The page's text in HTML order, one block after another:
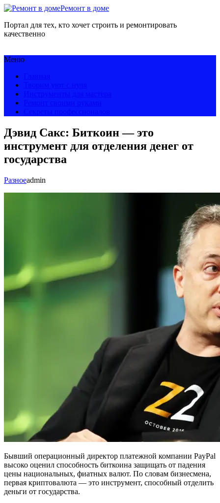
Ремонт в доме
Портал для тех, кто хочет строить и ремонтировать
качественно
Меню
Дэвид Сакс: Биткоин — это
инструмент для отделения денег от
государства
Разноеadmin
Бывший операционный директор платежной компании PayPal
высоко оценил способность биткоина защищать от падения
цены национальных, фиатных валют. По словам бизнесмена,
первая криптовалюта — это инструмент, способный отделить
деньги от государства.